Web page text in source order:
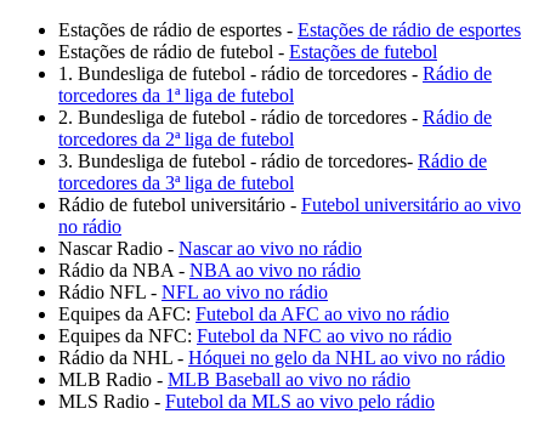
Estações de rádio de esportes - Estações de rádio de esportes
Estações de rádio de futebol - Estações de futebol
1. Bundesliga de futebol - rádio de torcedores - Rádio de
torcedores da 1ª liga de futebol
2. Bundesliga de futebol - rádio de torcedores - Rádio de
torcedores da 2ª liga de futebol
3. Bundesliga de futebol - rádio de torcedores- Rádio de
torcedores da 3ª liga de futebol
Rádio de futebol universitário - Futebol universitário ao vivo
no rádio
Nascar Radio - Nascar ao vivo no rádio
Rádio da NBA - NBA ao vivo no rádio
Rádio NFL - NFL ao vivo no rádio
Equipes da AFC: Futebol da AFC ao vivo no rádio
Equipes da NFC: Futebol da NFC ao vivo no rádio
Rádio da NHL - Hóquei no gelo da NHL ao vivo no rádio
MLB Radio - MLB Baseball ao vivo no rádio
MLS Radio - Futebol da MLS ao vivo pelo rádio